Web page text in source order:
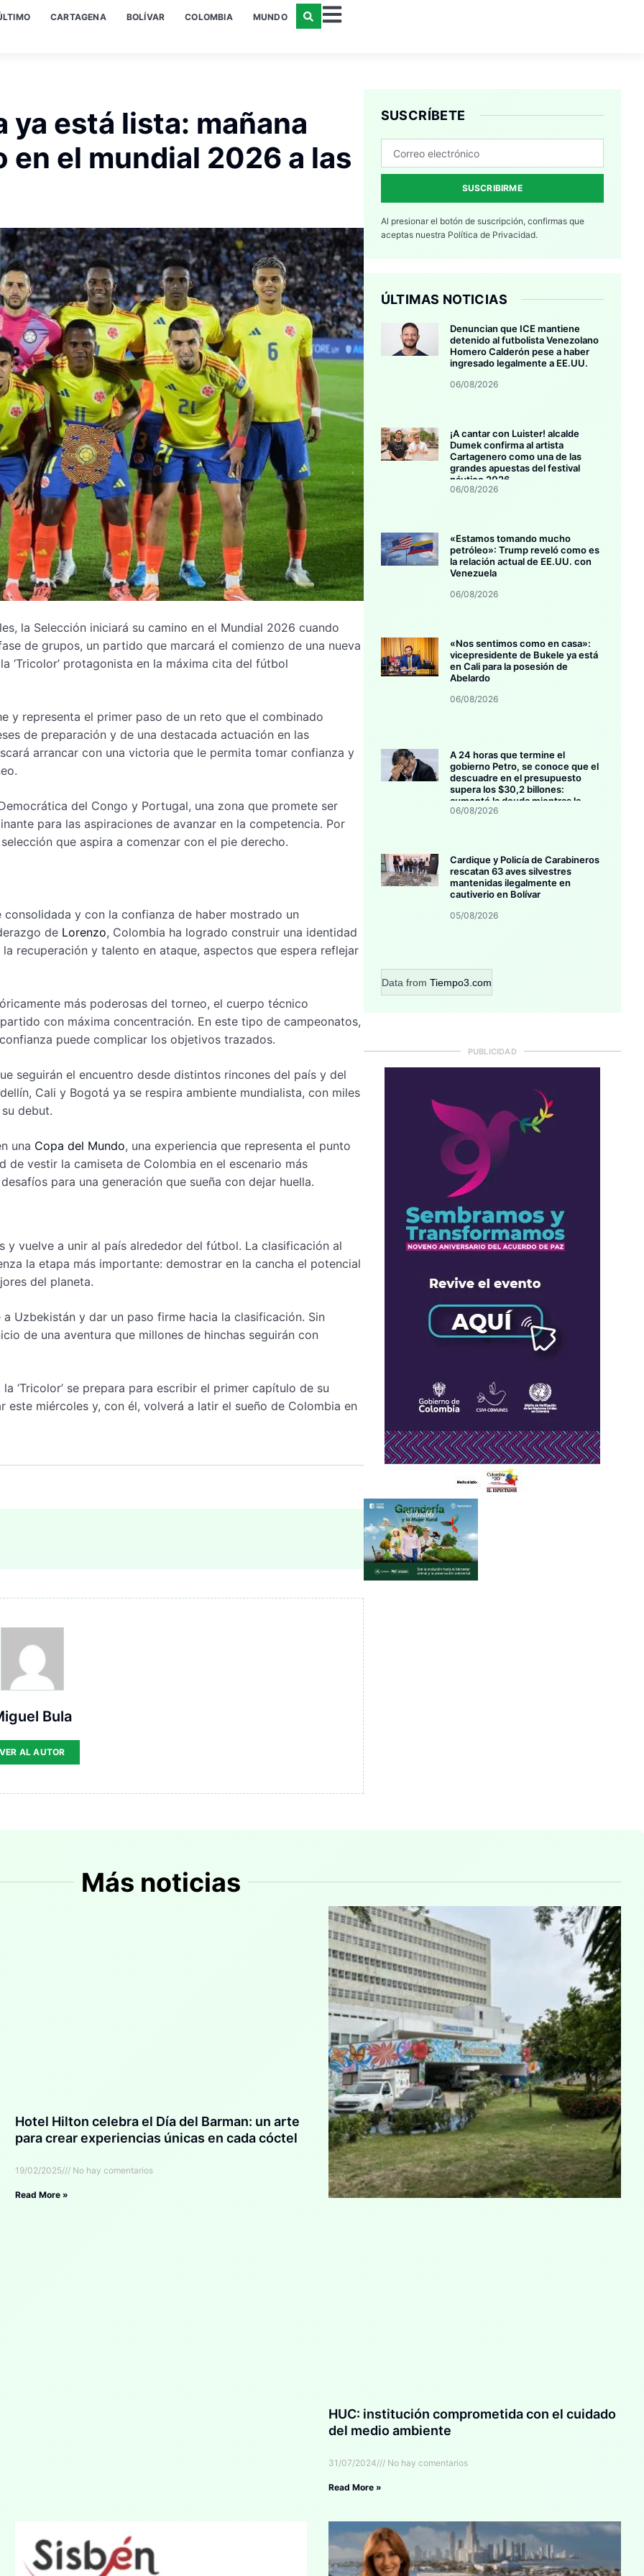
CARTAGENA BOLÍVAR COLOMBIA MUNDO
está lista: mañana
el mundial 2026 a las
la Selección iniciará su camino en el Mundial 2026 cuando
de grupos, un partido que marcará el comienzo de una nueva
‘Tricolor’ protagonista en la máxima cita del fútbol
y representa el primer paso de un reto que el combinado
de preparación y de una destacada actuación en las
arrancar con una victoria que le permita tomar confianza y
del Congo y Portugal, una zona que promete ser
para las aspiraciones de avanzar en la competencia. Por
que aspira a comenzar con el pie derecho.
y con la confianza de haber mostrado un
de Lorenzo, Colombia ha logrado construir una identidad
recuperación y talento en ataque, aspectos que espera reflejar
más poderosas del torneo, el cuerpo técnico
con máxima concentración. En este tipo de campeonatos,
puede complicar los objetivos trazados.
seguirán el encuentro desde distintos rincones del país y del
Cali y Bogotá ya se respira ambiente mundialista, con miles
debut.
una Copa del Mundo, una experiencia que representa el punto
vestir la camiseta de Colombia en el escenario más
para una generación que sueña con dejar huella.
y vuelve a unir al país alrededor del fútbol. La clasificación al
la etapa más importante: demostrar en la cancha el potencial
del planeta.
Uzbekistán y dar un paso firme hacia la clasificación. Sin
de una aventura que millones de hinchas seguirán con
‘Tricolor’ se prepara para escribir el primer capítulo de su
miércoles y, con él, volverá a latir el sueño de Colombia en
Bula
VER AL AUTOR
SUSCRÍBETE
SUSCRIBIRME
Al presionar el botón de suscripción, confirmas que
aceptas nuestra Política de Privacidad.
ÚLTIMAS NOTICIAS
Denuncian que ICE mantiene
detenido al futbolista Venezolano
Homero Calderón pese a haber
ingresado legalmente a EE.UU.
06/08/2026
¡A cantar con Luister! alcalde
Dumek confirma al artista
Cartagenero como una de las
grandes apuestas del festival
náutico 2026
06/08/2026
«Estamos tomando mucho
petróleo»: Trump reveló como es
la relación actual de EE.UU. con
Venezuela
06/08/2026
«Nos sentimos como en casa»:
vicepresidente de Bukele ya está
en Cali para la posesión de
Abelardo
06/08/2026
A 24 horas que termine el
gobierno Petro, se conoce que el
descuadre en el presupuesto
supera los $30,2 billones:
aumentó la deuda mientras la
inversión se estanca
06/08/2026
Cardique y Policía de Carabineros
rescatan 63 aves silvestres
mantenidas ilegalmente en
cautiverio en Bolívar
05/08/2026
Data from Tiempo3.com
PUBLICIDAD
Más noticias
Hotel Hilton celebra el Día del Barman: un arte
para crear experiencias únicas en cada cóctel
19/02/2025 No hay comentarios
Read More »
HUC: institución comprometida con el cuidado
del medio ambiente
31/07/2024 No hay comentarios
Read More »